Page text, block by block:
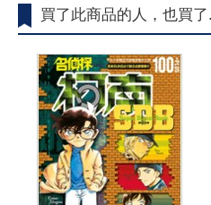
買了此商品的人，也買